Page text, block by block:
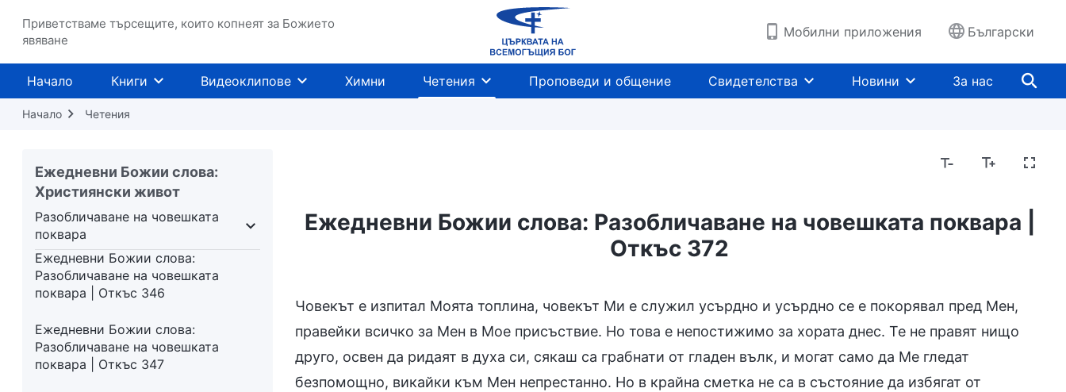
Приветстваме търсещите, които копнеят за Божието
явяване
Мобилни приложения Български
Начало Книги Видеоклипове Химни Четения Проповеди и общение Свидетелства Новини За нас
Начало Четения
Ежедневни Божии слова:
Християнски живот
Разобличаване на човешката
поквара
Разобличаване на човешката поквара Предназначения и изход
Ежедневни Божии слова:
Разобличаване на човешката
поквара | Откъс 340
Ежедневни Божии слова:
Ежедневни Божии слова:
Разобличаване на човешката
поквара | Откъс 342
Ежедневни Божии слова:
Разобличаване на човешката
поквара | Откъс 346
Ежедневни Божии слова:
Разобличаване на човешката
поквара | Откъс 347
Ежедневни Божии слова: Разобличаване на човешката поквара |
Откъс 372
Човекът е изпитал Моята топлина, човекът Ми е служил усърдно и усърдно се е покорявал пред Мен,
правейки всичко за Мен в Мое присъствие. Но това е непостижимо за хората днес. Те не правят нищо
друго, освен да ридаят в духа си, сякаш са грабнати от гладен вълк, и могат само да Ме гледат
безпомощно, викайки към Мен непрестанно. Но в крайна сметка не са в състояние да избягат от